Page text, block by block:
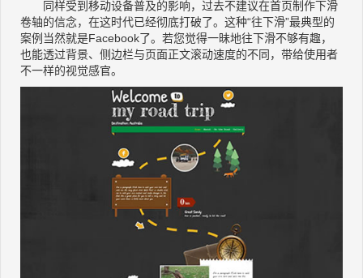
同样受到移动设备普及的影响，过去不建议在首页制作下滑
卷轴的信念，在这时代已经彻底打破了。这种“往下滑”最典型的
案例当然就是Facebook了。若您觉得一昧地往下滑不够有趣，
也能透过背景、侧边栏与页面正文滚动速度的不同，带给使用者
不一样的视觉感官。